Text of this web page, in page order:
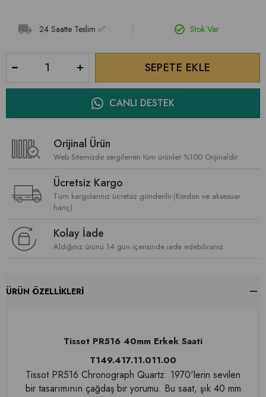
24 Saatte Teslim ✅ Stok Var
CANLI DESTEK
Orijinal Ürün
Web Sitemizde sergilenen tüm ürünler %100 Orijinaldir.
Ücretsiz Kargo
Tüm kargolarınız ücretsiz gönderilir.(Kordon ve aksesuar
hariç)
Kolay İade
Aldığınız ürünü 14 gün içerisinde iade edebilirsiniz.
ÜRÜN ÖZELLIKLERI
Tissot PR516 40mm Erkek Saati
T149.417.11.011.00
Tissot PR516 Chronograph Quartz: 1970'lerin sevilen
bir tasarımının çağdaş bir yorumu. Bu saat, şık 40 mm